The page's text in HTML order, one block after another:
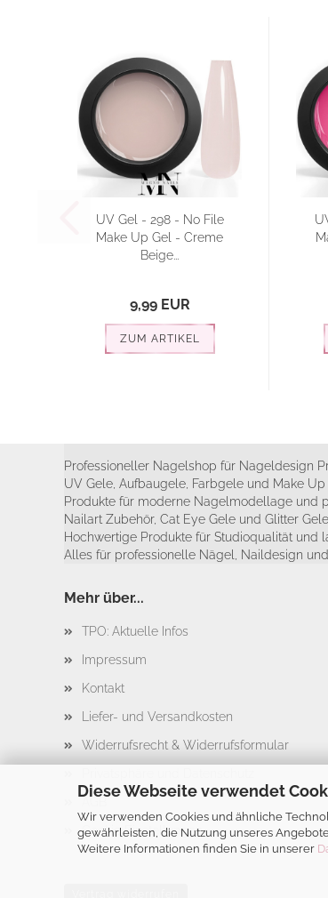
Diese Webseite verwendet
Wir verwenden Cookies und ähnliche
gewährleisten, die Nutzung unseres
Weitere Informationen finden Sie in unserer
UV Gel - 298 - No File
Make Up Gel - Creme
Beige...
9,99 EUR
ZUM ARTIKEL
Professioneller Nagelshop für Nageldesign
UV Gele, Aufbaugele, Farbgele und Make Up
Produkte für moderne Nagelmodellage und
Nailart Zubehör, Cat Eye Gele und Glitter
Hochwertige Produkte für Studioqualität und
Alles für professionelle Nägel, Naildesign
Mehr über...
TPO: Aktuelle Infos
Impressum
Kontakt
Liefer- und Versandkosten
Widerrufsrecht & Widerrufsformular
Cookie Einstellungen